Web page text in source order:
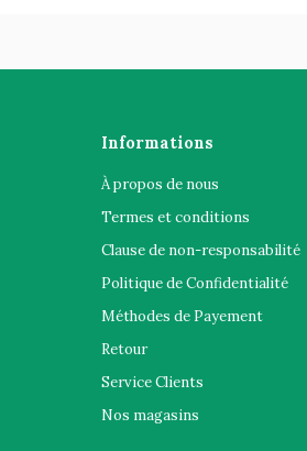
Informations
À propos de nous
Termes et conditions
Clause de non-responsabilité
Politique de Confidentialité
Méthodes de Payement
Retour
Service Clients
Nos magasins